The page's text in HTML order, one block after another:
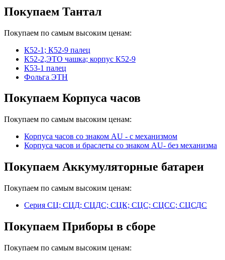
Покупаем Тантал
Покупаем по самым высоким ценам:
К52-1; К52-9 палец
К52-2,ЭТО чашка; корпус К52-9
К53-1 палец
Фольга ЭТН
Покупаем Корпуса часов
Покупаем по самым высоким ценам:
Корпуса часов cо знаком AU - с механизмом
Корпуса часов и браслеты со знаком AU- без механизма
Покупаем Аккумуляторные батареи
Покупаем по самым высоким ценам:
Серия СЦ; СЦД; СЦДС; СЦК; СЦС; СЦСС; СЦСДС
Покупаем Приборы в сборе
Покупаем по самым высоким ценам: